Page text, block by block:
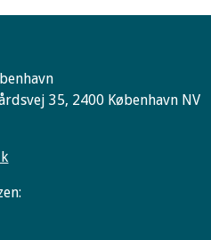
35, 2400 København NV